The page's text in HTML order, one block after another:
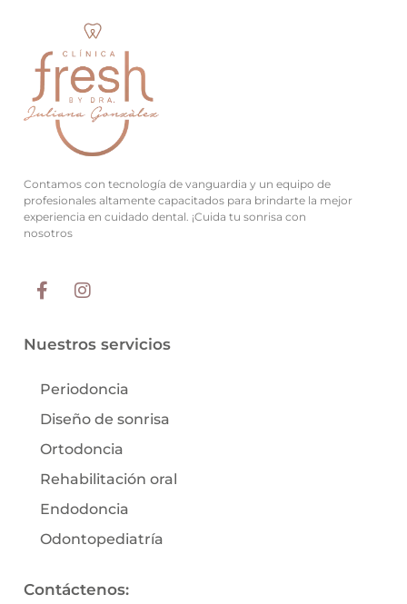
Contamos con tecnología de vanguardia y un equipo de
profesionales altamente capacitados para brindarte la mejor
experiencia en cuidado dental. ¡Cuida tu sonrisa con
nosotros
Nuestros servicios
Periodoncia
Diseño de sonrisa
Ortodoncia
Rehabilitación oral
Endodoncia
Odontopediatría
Contáctenos: